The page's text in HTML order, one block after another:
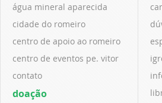
água mineral aparecida
cidade do romeiro
centro de apoio ao romeiro
centro de eventos pe. vitor
contato
doação